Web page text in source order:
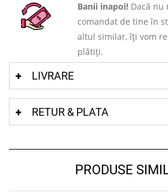
Banii inapoi! Dacă nu
comandat de tine în
altul similar, îți vom
plătiți.
LIVRARE
RETUR & PLATA
PRODUSE